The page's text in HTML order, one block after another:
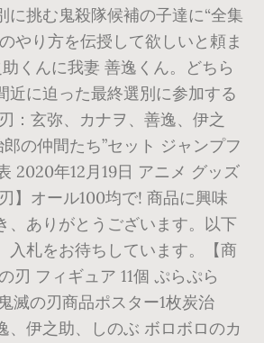
に挑む鬼殺隊候補の子達に“全集
やり方を伝授して欲しいと頼ま
くんに我妻 善逸くん。どちら
近に迫った最終選別に参加する
：玄弥、カナヲ、善逸、伊之
の仲間たち”セット ジャンプフ
2020年12月19日 アニメ グッズ
】オール100均で! 商品に興味
、ありがとうございます。以下
入札をお待ちしています。【商
刃 フィギュア 11個 ぷらぷら
滅の刃商品ポスター1枚炭治
、伊之助、しのぶ ボロボロのカ